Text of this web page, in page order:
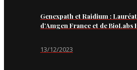
Genexpath et Raidium :
d’Amgen France et de
13/12/2023